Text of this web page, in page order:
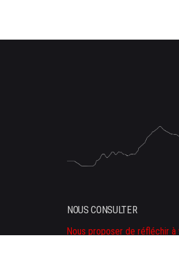
NOUS CONSULTER
Nous proposer de réfléchir